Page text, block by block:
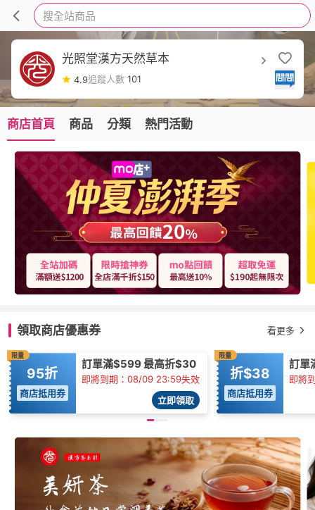
搜全站商品
光照堂漢方天然草本
4.9追蹤人數 101
商店首頁 商品 分類 熱門活動
領取商店優惠券 看更多
限量
95折
商店抵用券
訂單滿$599 最高折$30
即將到期：08/09 23:59失效
立即領取
限量
折$38
商店抵用券
訂單
即將